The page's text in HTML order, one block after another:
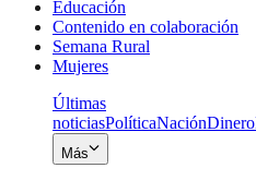
Educación
Contenido en colaboración
Semana Rural
Mujeres
Últimas
noticiasPolíticaNaciónDinero
Más